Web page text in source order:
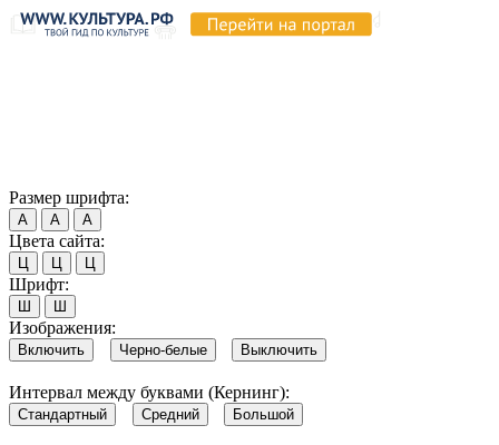
Размер шрифта:
А А А
Цвета сайта:
Ц Ц Ц
Шрифт:
Ш Ш
Изображения:
Включить Черно-белые Выключить
Интервал между буквами (Кернинг):
Стандартный Средний Большой